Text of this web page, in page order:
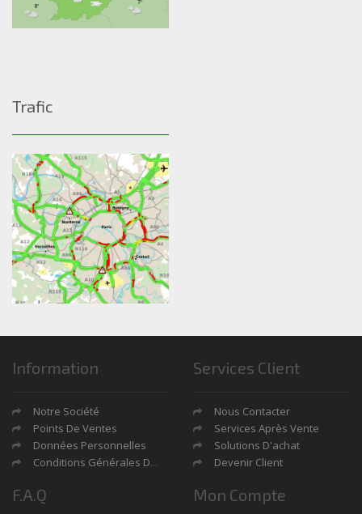
Trafic
Information
Notre Société
Points De Ventes
Données Personnelles
Conditions Générales De Ventes
Services Client
Nous Contacter
Services Après Vente
Solutions D'achat
Devenir Client
F.A.Q Mon Compte